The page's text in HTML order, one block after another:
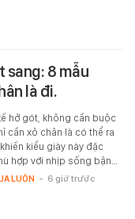
sang: 8 mẫu
là đi.
hở gót, không cần buộc
cần xỏ chân là có thể ra
kiểu giày này đặc
hợp với nhịp sống bận…
LUÔN - 6 giờ trước